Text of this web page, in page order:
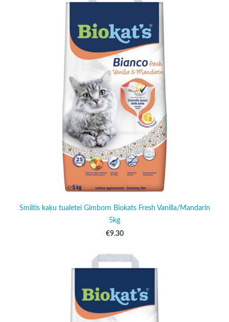
Smiltis kaķu tualetei Gimborn Biokats Fresh Vanilla/Mandarin
5kg
€9.30